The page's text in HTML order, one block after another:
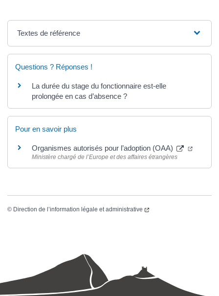
Textes de référence
Questions ? Réponses !
La durée du stage du fonctionnaire est-elle
prolongée en cas d’absence ?
Pour en savoir plus
Organismes autorisés pour l’adoption (OAA)
Ministère chargé de l’Europe et des affaires étrangères
© Direction de l’information légale et administrative